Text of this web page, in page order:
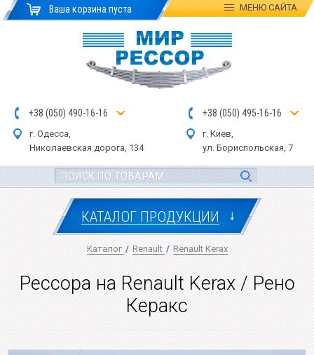
Ваша корзина пуста МЕНЮСАЙТА
+38 (050) 490-16-16
г. Одесса,
Николаевская дорога, 134
+38 (050) 495-16-16
г. Киев,
ул. Бориспольская, 7
КАТАЛОГ ПРОДУКЦИИ ↓
Каталог / Renault / Renault Kerax
Рессора на Renault Kerax / Рено
Керакс